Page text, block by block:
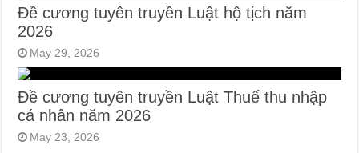
Đề cương tuyên truyền Luật hộ tịch năm
2026
May 29, 2026
Đề cương tuyên truyền Luật Thuế thu nhập
cá nhân năm 2026
May 23, 2026